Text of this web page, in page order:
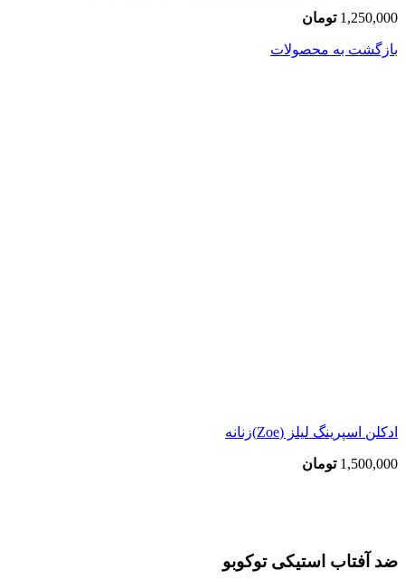
1,250,000 تومان
بازگشت به محصولات
ادکلن اسپرینگ لیلز (Zoe)زنانه
1,500,000 تومان
ضد آفتاب استیکی توکوبو